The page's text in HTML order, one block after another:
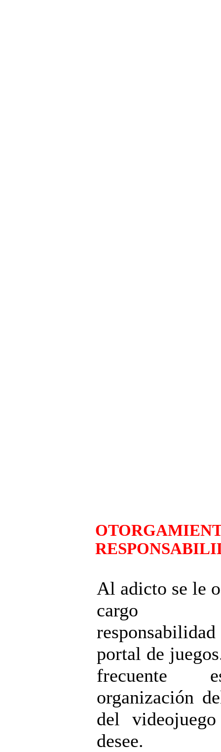
Al adicto se le
portal de
frecuente
organización
del
desee.